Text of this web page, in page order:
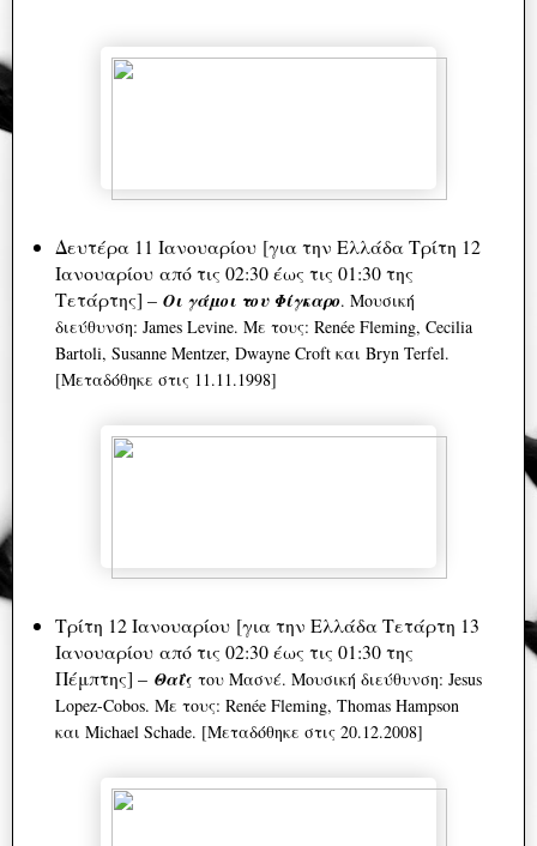
Δευτέρα 11 Ιανουαρίου [για την Ελλάδα Τρίτη 12
Ιανουαρίου από τις 02:30 έως τις 01:30 της
Τετάρτης] – Οι γάμοι του Φίγκαρο. Μουσική
διεύθυνση: James Levine. Με τους: Renée Fleming, Cecilia
Bartoli, Susanne Mentzer, Dwayne Croft και Bryn Terfel.
[Μεταδόθηκε στις 11.11.1998]
Τρίτη 12 Ιανουαρίου [για την Ελλάδα Τετάρτη 13
Ιανουαρίου από τις 02:30 έως τις 01:30 της
Πέμπτης] – Θαΐςτου Μασνέ. Μουσική διεύθυνση: Jesus
Lopez-Cobos. Με τους: Renée Fleming, Thomas Hampson
και Michael Schade. [Μεταδόθηκε στις 20.12.2008]